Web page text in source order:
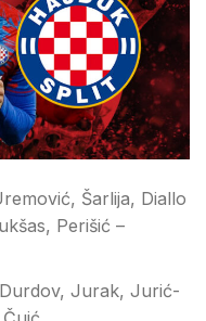
Šarlija, Diallo
Perišić –
Jurak, Jurić-